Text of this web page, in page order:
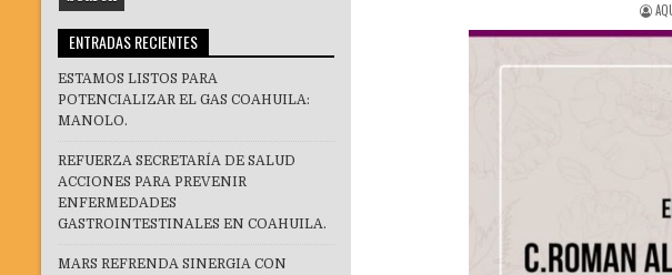
ENTRADAS RECIENTES
ESTAMOS LISTOS PARA
POTENCIALIZAR EL GAS COAHUILA:
MANOLO.
REFUERZA SECRETARÍA DE SALUD
ACCIONES PARA PREVENIR
ENFERMEDADES
GASTROINTESTINALES EN COAHUILA.
MARS REFRENDA SINERGIA CON